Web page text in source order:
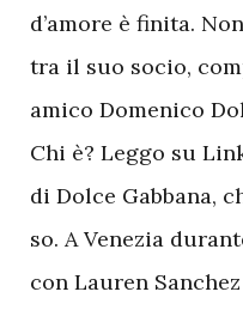
d’amore è finita.
tra il suo socio,
amico Domenico
Chi è? Leggo su
di Dolce Gabbana,
so. A Venezia
con Lauren